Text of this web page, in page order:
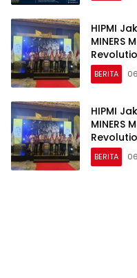
HIPMI
MINERS
Jakarta
BERITA
HIPMI
MINERS
Jakarta
BERITA